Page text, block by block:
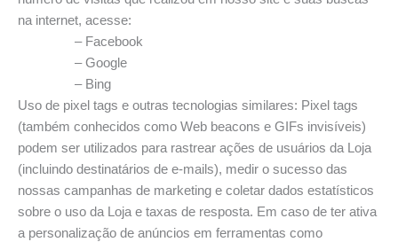
na internet, acesse:
– Facebook
– Google
– Bing
Uso de pixel tags e outras tecnologias similares: Pixel tags
(também conhecidos como Web beacons e GIFs invisíveis)
podem ser utilizados para rastrear ações de usuários da Loja
(incluindo destinatários de e-mails), medir o sucesso das
nossas campanhas de marketing e coletar dados estatísticos
sobre o uso da Loja e taxas de resposta. Em caso de ter ativa
a personalização de anúncios em ferramentas como